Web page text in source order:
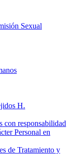
Sexual
H.
con responsabilidad
Personal en
de Tratamiento y